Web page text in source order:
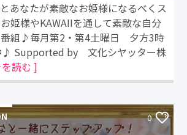
あなたが素敵なお姫様になるべくス
姫様やKAWAIIを通して素敵な自分
番組♪毎月第2・第4土曜日 夕方3時
♪ Supported by 文化シヤッター株
読む ]
0